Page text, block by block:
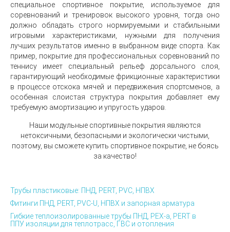
специальное спортивное покрытие, используемое для
соревнований и тренировок высокого уровня, тогда оно
должно обладать строго нормируемыми и стабильными
игровыми характеристиками, нужными для получения
лучших результатов именно в выбранном виде спорта. Как
пример, покрытие для профессиональных соревнований по
теннису имеет специальный рельеф дорсального слоя,
гарантирующий необходимые фрикционные характеристики
в процессе отскока мячей и передвижения спортсменов, a
особенная слоистая структура покрытия добавляет ему
требуемую амортизацию и упругость ударов.
Наши модульные спортивные покрытия являются
нетоксичными, безопасными и экологически чистыми,
поэтому, вы сможете купить спортивное покрытие, не боясь
за качество!
Трубы пластиковые: ПНД, PERT, PVC, НПВХ
Фитинги ПНД, PERT, PVC-U, НПВХ и запорная арматура
Гибкие теплоизолированные трубы ПНД, PEX-а, PERT в
ППУ изоляции для теплотрасс, ГВС и отопления